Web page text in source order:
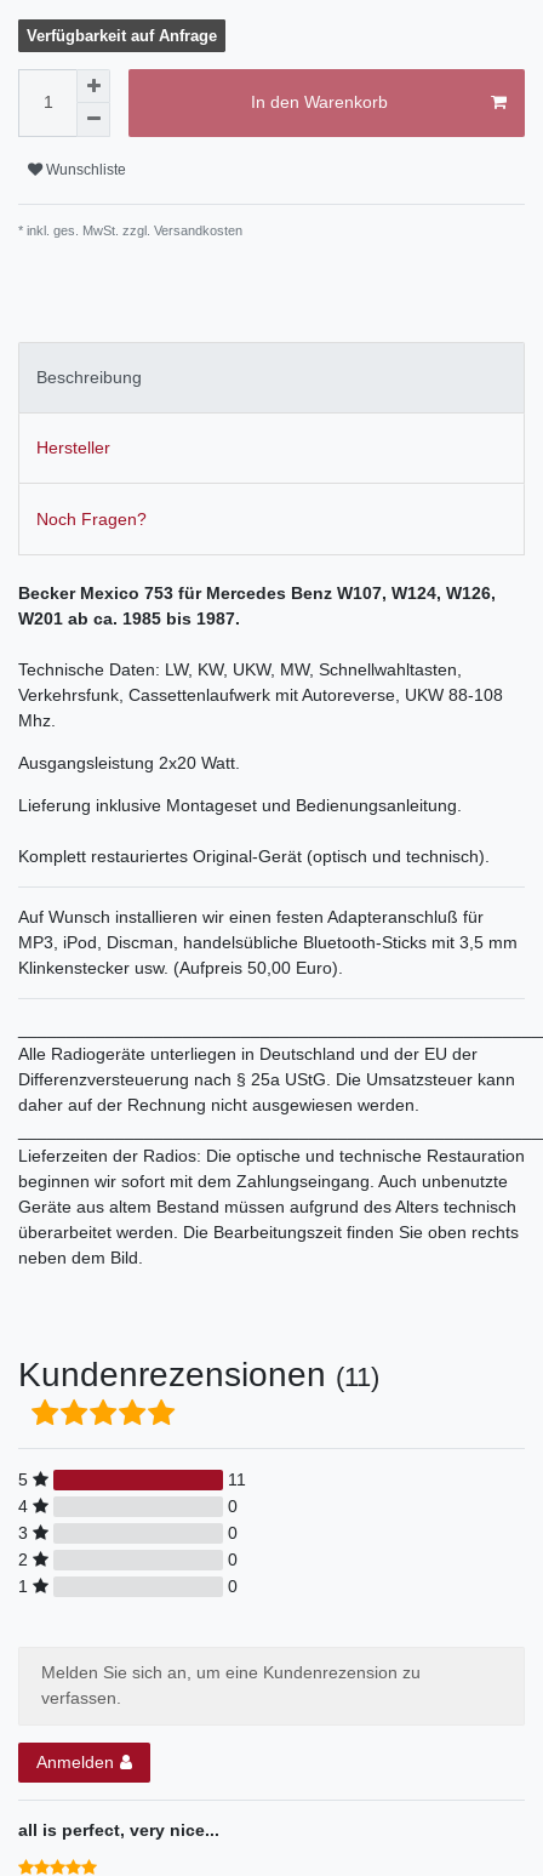
Verfügbarkeit auf Anfrage
In den Warenkorb
Wunschliste
* inkl. ges. MwSt. zzgl. Versandkosten
Beschreibung
Hersteller
Noch Fragen?
Becker Mexico 753 für Mercedes Benz W107, W124, W126,
W201 ab ca. 1985 bis 1987.
Technische Daten: LW, KW, UKW, MW, Schnellwahltasten,
Verkehrsfunk, Cassettenlaufwerk mit Autoreverse, UKW 88-108
Mhz.
Ausgangsleistung 2x20 Watt.
Lieferung inklusive Montageset und Bedienungsanleitung.
Komplett restauriertes Original-Gerät (optisch und technisch).
Auf Wunsch installieren wir einen festen Adapteranschluß für
MP3, iPod, Discman, handelsübliche Bluetooth-Sticks mit 3,5 mm
Klinkenstecker usw. (Aufpreis 50,00 Euro).
Alle Radiogeräte unterliegen in Deutschland und der EU der
Differenzversteuerung nach § 25a UStG. Die Umsatzsteuer kann
daher auf der Rechnung nicht ausgewiesen werden.
Lieferzeiten der Radios: Die optische und technische Restauration
beginnen wir sofort mit dem Zahlungseingang. Auch unbenutzte
Geräte aus altem Bestand müssen aufgrund des Alters technisch
überarbeitet werden. Die Bearbeitungszeit finden Sie oben rechts
neben dem Bild.
Kundenrezensionen (11)
5
11
4
0
3
0
2
0
1
0
Melden Sie sich an, um eine Kundenrezension zu
verfassen.
Anmelden
all is perfect, very nice...